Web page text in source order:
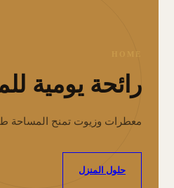
HOME
رائحة يومية
معطرات وزيوت تمنح المساحة
حلول المنزل